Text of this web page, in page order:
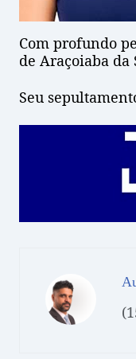
Com profundo
de Araçoiaba da
Seu